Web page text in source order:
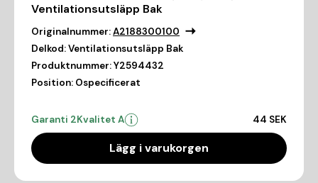
Ventilationsutsläpp Bak
Originalnummer:A2188300100
Delkod:Ventilationsutsläpp Bak
Produktnummer:Y2594432
Position: Ospecificerat
Garanti 2Kvalitet A 44 SEK
Lägg i varukorgen